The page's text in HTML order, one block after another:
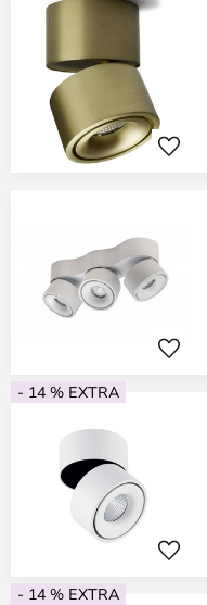
- 14 % EXTRA
- 14 % EXTRA